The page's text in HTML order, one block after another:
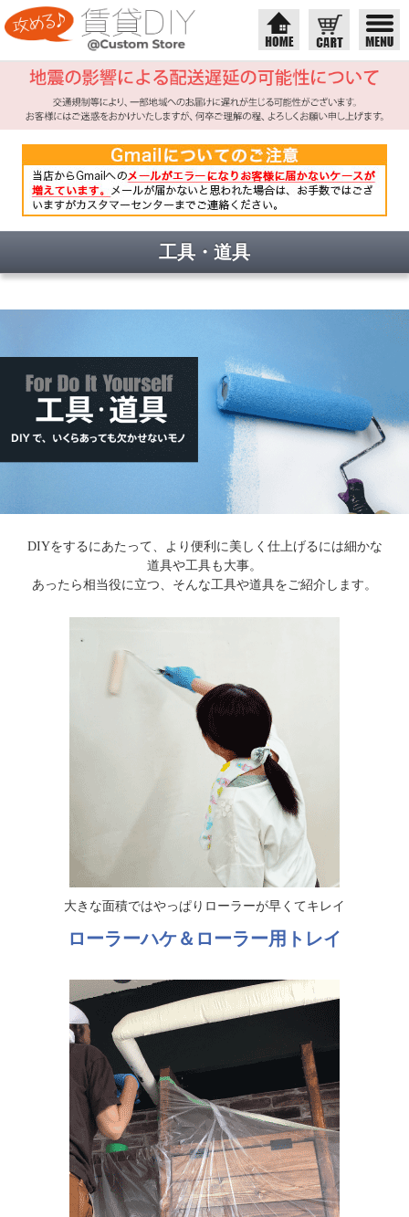
工具・道具
DIYをするにあたって、より便利に美しく仕上げるには細かな
道具や工具も大事。
あったら相当役に立つ、そんな工具や道具をご紹介します。
大きな面積ではやっぱりローラーが早くてキレイ
ローラーハケ＆ローラー用トレイ